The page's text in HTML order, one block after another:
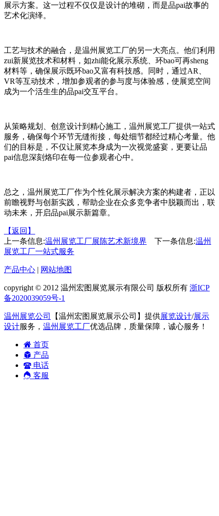
展示方案。这一过程不仅仅是设计的堆砌，而是品pai故事的
艺术化演绎。
工艺与技术的融合，是温州展览工厂的另一大亮点。他们利用
zui新展览技术和材料，如zhi能化展示系统、环bao可再sheng
材料等，确保展示既环bao又富有科技感。同时，通过AR、
VR等互动技术，增加参观者的参与度与体验感，使展览空间
成为一个活生生的品pai交互平台。
从策略规划、创意设计到精心施工，温州展览工厂提供一站式
服务，确保每个环节无缝衔接，每处细节都经过精心考量。他
们的目标是，不仅让展览本身成为一次视觉盛宴，更要让品
pai信息深刻烙印在每一位参观者心中。
总之，温州展览工厂作为个性化展示解决方案的构建者，正以
前瞻视野与创新实践，帮助企业在众多竞争者中脱颖而出，联
动未来，开启品pai展示新篇章。
【返回】
上一条信息:温州展览工厂展陈艺术新境界 下一条信息:温州
展览工厂一站式服务
产品中心 | 网站地图
copyright © 2012 温州宏图展览展示有限公司 版权所有 浙ICP
备2020039059号-1
温州展览公司 【温州宏图展览展示公司】提供展览设计/展示
设计服务， 温州展览工厂优选品牌，质量保障，诚心服务！
首页
产品
电话
客服